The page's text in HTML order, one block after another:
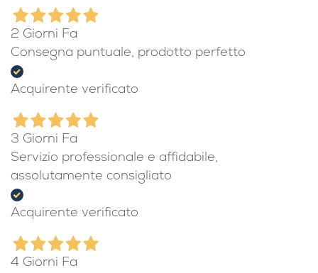
Acquirente verificato
2 Giorni Fa
Acquirente verificato
3 Giorni Fa
Servizio professionale e affidabile,
Acquirente verificato